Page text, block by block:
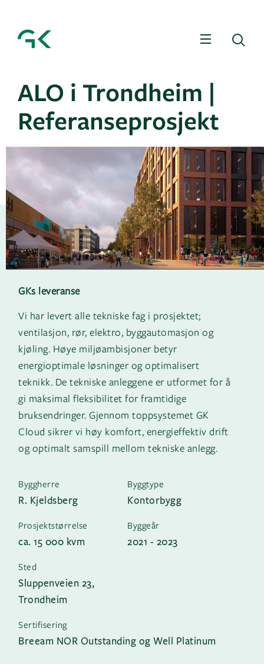
Meny
ALO i Trondheim |
Referanseprosjekt
GKs leveranse
Vi har levert alle tekniske fag i prosjektet;
ventilasjon, rør, elektro, byggautomasjon og
kjøling. Høye miljøambisjoner betyr
energioptimale løsninger og optimalisert
teknikk. De tekniske anleggene er utformet for å
gi maksimal fleksibilitet for framtidige
bruksendringer. Gjennom toppsystemet GK
Cloud sikrer vi høy komfort, energieffektiv drift
og optimalt samspill mellom tekniske anlegg.
Byggherre
R. Kjeldsberg
Byggtype
Kontorbygg
Prosjektstørrelse
ca. 15 000 kvm
Byggeår
2021 - 2023
Sted
Sluppenveien 23,
Trondheim
Sertifisering
Breeam NOR Outstanding og Well Platinum